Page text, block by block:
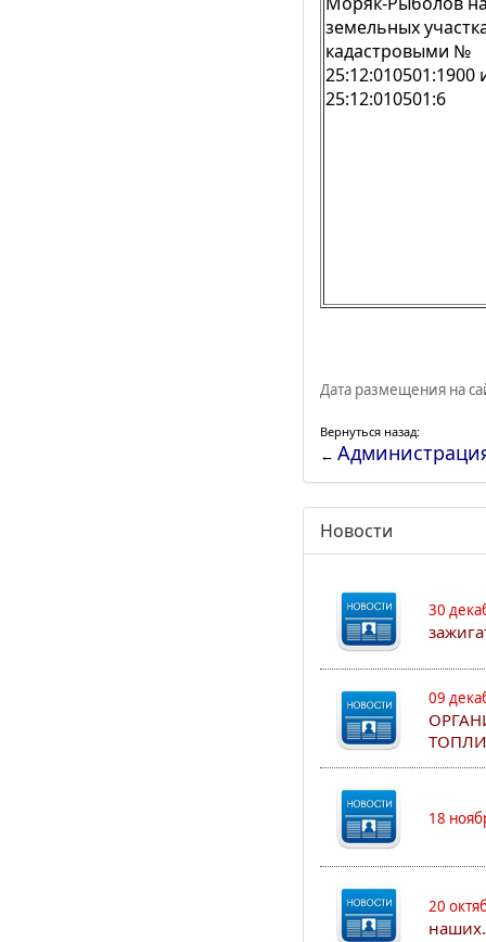
земельных
кадастровыми №
25:12:010501:1900
25:12:010501:6
Дата размещения на
Вернуться назад:
←
Новости
30
09
18
20
наших.